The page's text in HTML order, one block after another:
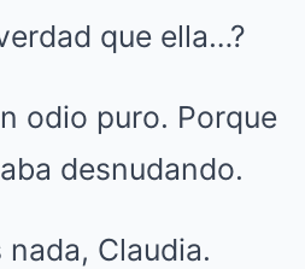
que ella…?
odio puro. Porque
desnudando.
Claudia.